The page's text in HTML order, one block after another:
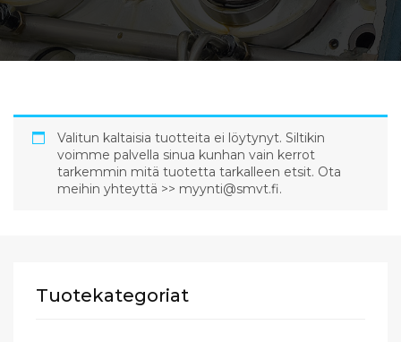
Valitun kaltaisia tuotteita ei löytynyt. Siltikin
voimme palvella sinua kunhan vain kerrot
tarkemmin mitä tuotetta tarkalleen etsit. Ota
meihin yhteyttä >> myynti@smvt.fi.
Tuotekategoriat